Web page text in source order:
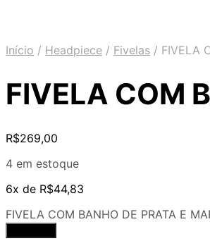
Início / Headpiece / Fivelas / FIVELA
FIVELA COM
R$269,00
4 em estoque
6x de R$44,83
FIVELA COM BANHO DE PRATA E